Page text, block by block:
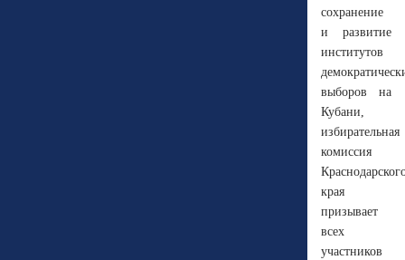
сохранение
и развитие
институтов
выборов на
Кубани,
избирательная
комиссия
края
призывает
всех
участников